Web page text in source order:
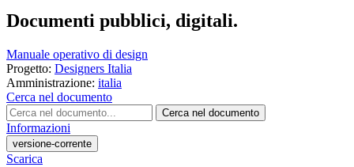
Documenti pubblici, digitali.
Manuale operativo di design
Progetto: Designers Italia
Amministrazione: italia
Cerca nel documento
Cerca nel documento
Informazioni
versione-corrente
Scarica